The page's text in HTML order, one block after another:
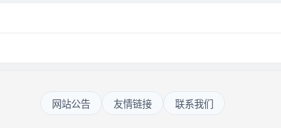
网站公告 友情链接 联系我们